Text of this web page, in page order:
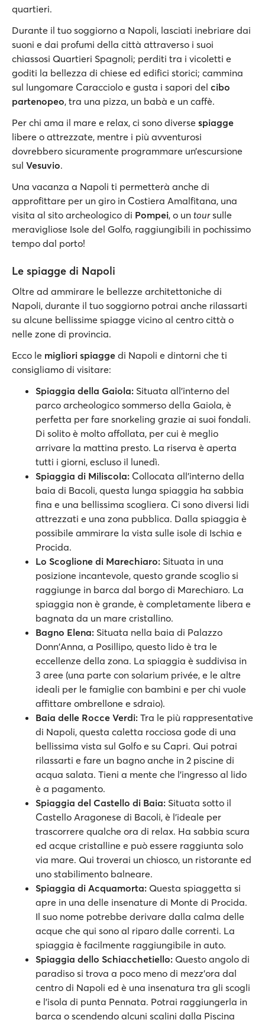
quartieri.
Durante il tuo soggiorno a Napoli, lasciati inebriare dai
suoni e dai profumi della città attraverso i suoi
chiassosi Quartieri Spagnoli; perditi tra i vicoletti e
goditi la bellezza di chiese ed edifici storici; cammina
sul lungomare Caracciolo e gusta i sapori del cibo
partenopeo, tra una pizza, un babà e un caffè.
Per chi ama il mare e relax, ci sono diverse spiagge
libere o attrezzate, mentre i più avventurosi
dovrebbero sicuramente programmare un’escursione
sul Vesuvio.
Una vacanza a Napoli ti permetterà anche di
approfittare per un giro in Costiera Amalfitana, una
visita al sito archeologico di Pompei, o un toursulle
meravigliose Isole del Golfo, raggiungibili in pochissimo
tempo dal porto!
Le spiagge di Napoli
Oltre ad ammirare le bellezze architettoniche di
Napoli, durante il tuo soggiorno potrai anche rilassarti
su alcune bellissime spiagge vicino al centro città o
nelle zone di provincia.
Ecco le migliori spiagge di Napoli e dintorni che ti
consigliamo di visitare:
Spiaggia della Gaiola: Situata all’interno del
parco archeologico sommerso della Gaiola, è
perfetta per fare snorkeling grazie ai suoi fondali.
Di solito è molto affollata, per cui è meglio
arrivare la mattina presto. La riserva è aperta
tutti i giorni, escluso il lunedì.
Spiaggia di Miliscola: Collocata all'interno della
baia di Bacoli, questa lunga spiaggia ha sabbia
fina e una bellissima scogliera. Ci sono diversi lidi
attrezzati e una zona pubblica. Dalla spiaggia è
possibile ammirare la vista sulle isole di Ischia e
Procida.
Lo Scoglione di Marechiaro: Situata in una
posizione incantevole, questo grande scoglio si
raggiunge in barca dal borgo di Marechiaro. La
spiaggia non è grande, è completamente libera e
bagnata da un mare cristallino.
Bagno Elena: Situata nella baia di Palazzo
Donn'Anna, a Posillipo, questo lido è tra le
eccellenze della zona. La spiaggia è suddivisa in
3 aree (una parte con solarium privée, e le altre
ideali per le famiglie con bambini e per chi vuole
affittare ombrellone e sdraio).
Baia delle Rocce Verdi: Tra le più rappresentative
di Napoli, questa caletta rocciosa gode di una
bellissima vista sul Golfo e su Capri. Qui potrai
rilassarti e fare un bagno anche in 2 piscine di
acqua salata. Tieni a mente che l’ingresso al lido
è a pagamento.
Spiaggia del Castello di Baia: Situata sotto il
Castello Aragonese di Bacoli, è l'ideale per
trascorrere qualche ora di relax. Ha sabbia scura
ed acque cristalline e può essere raggiunta solo
via mare. Qui troverai un chiosco, un ristorante ed
uno stabilimento balneare.
Spiaggia di Acquamorta: Questa spiaggetta si
apre in una delle insenature di Monte di Procida.
Il suo nome potrebbe derivare dalla calma delle
acque che qui sono al riparo dalle correnti. La
spiaggia è facilmente raggiungibile in auto.
Spiaggia dello Schiacchetiello: Questo angolo di
paradiso si trova a poco meno di mezz'ora dal
centro di Napoli ed è una insenatura tra gli scogli
e l'isola di punta Pennata. Potrai raggiungerla in
barca o scendendo alcuni scalini dalla Piscina